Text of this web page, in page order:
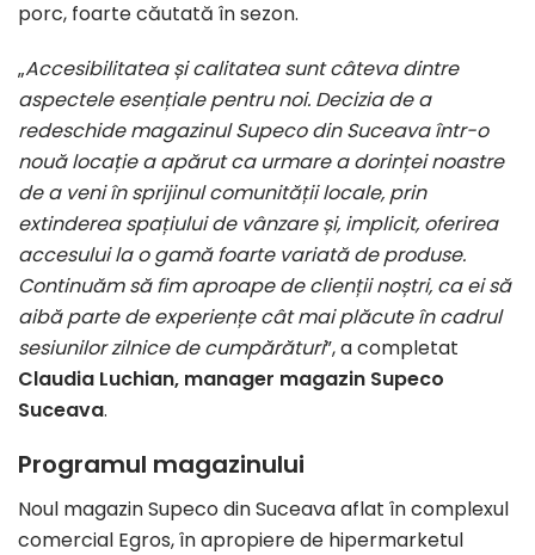
porc, foarte căutată în sezon.
„Accesibilitatea și calitatea sunt câteva dintre
aspectele esențiale pentru noi. Decizia de a
redeschide magazinul Supeco din Suceava într-o
nouă locație a apărut ca urmare a dorinței noastre
de a veni în sprijinul comunității locale, prin
extinderea spațiului de vânzare și, implicit, oferirea
accesului la o gamă foarte variată de produse.
Continuăm să fim aproape de clienții noștri, ca ei să
aibă parte de experiențe cât mai plăcute în cadrul
sesiunilor zilnice de cumpărături”, a completat
Claudia Luchian, manager magazin Supeco
Suceava.
Programul magazinului
Noul magazin Supeco din Suceava aflat în complexul
comercial Egros, în apropiere de hipermarketul